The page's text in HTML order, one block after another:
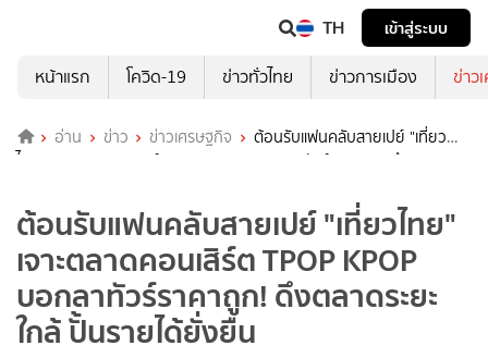
TH
เข้าสู่ระบบ
หน้าแรก
โควิด-19 ข่าวทั่วไทย ข่าวการเมือง ข่าว
อ่าน ข่าว ข่าวเศรษฐกิจ
ต้อนรับแฟนคลับสายเปย์ "เที่ยว
ไทย" เจาะตลาดคอนเสิร์ต TPOP KPOP บอกลาทัวร์ราคาถูก! ดึงตลาดระยะ
ต้อนรับแฟนคลับสายเปย์ "เที่ยวไทย"
เจาะตลาดคอนเสิร์ต TPOP KPOP
บอกลาทัวร์ราคาถูก! ดึงตลาดระยะ
ใกล้ ปั้นรายได้ยั่งยืน